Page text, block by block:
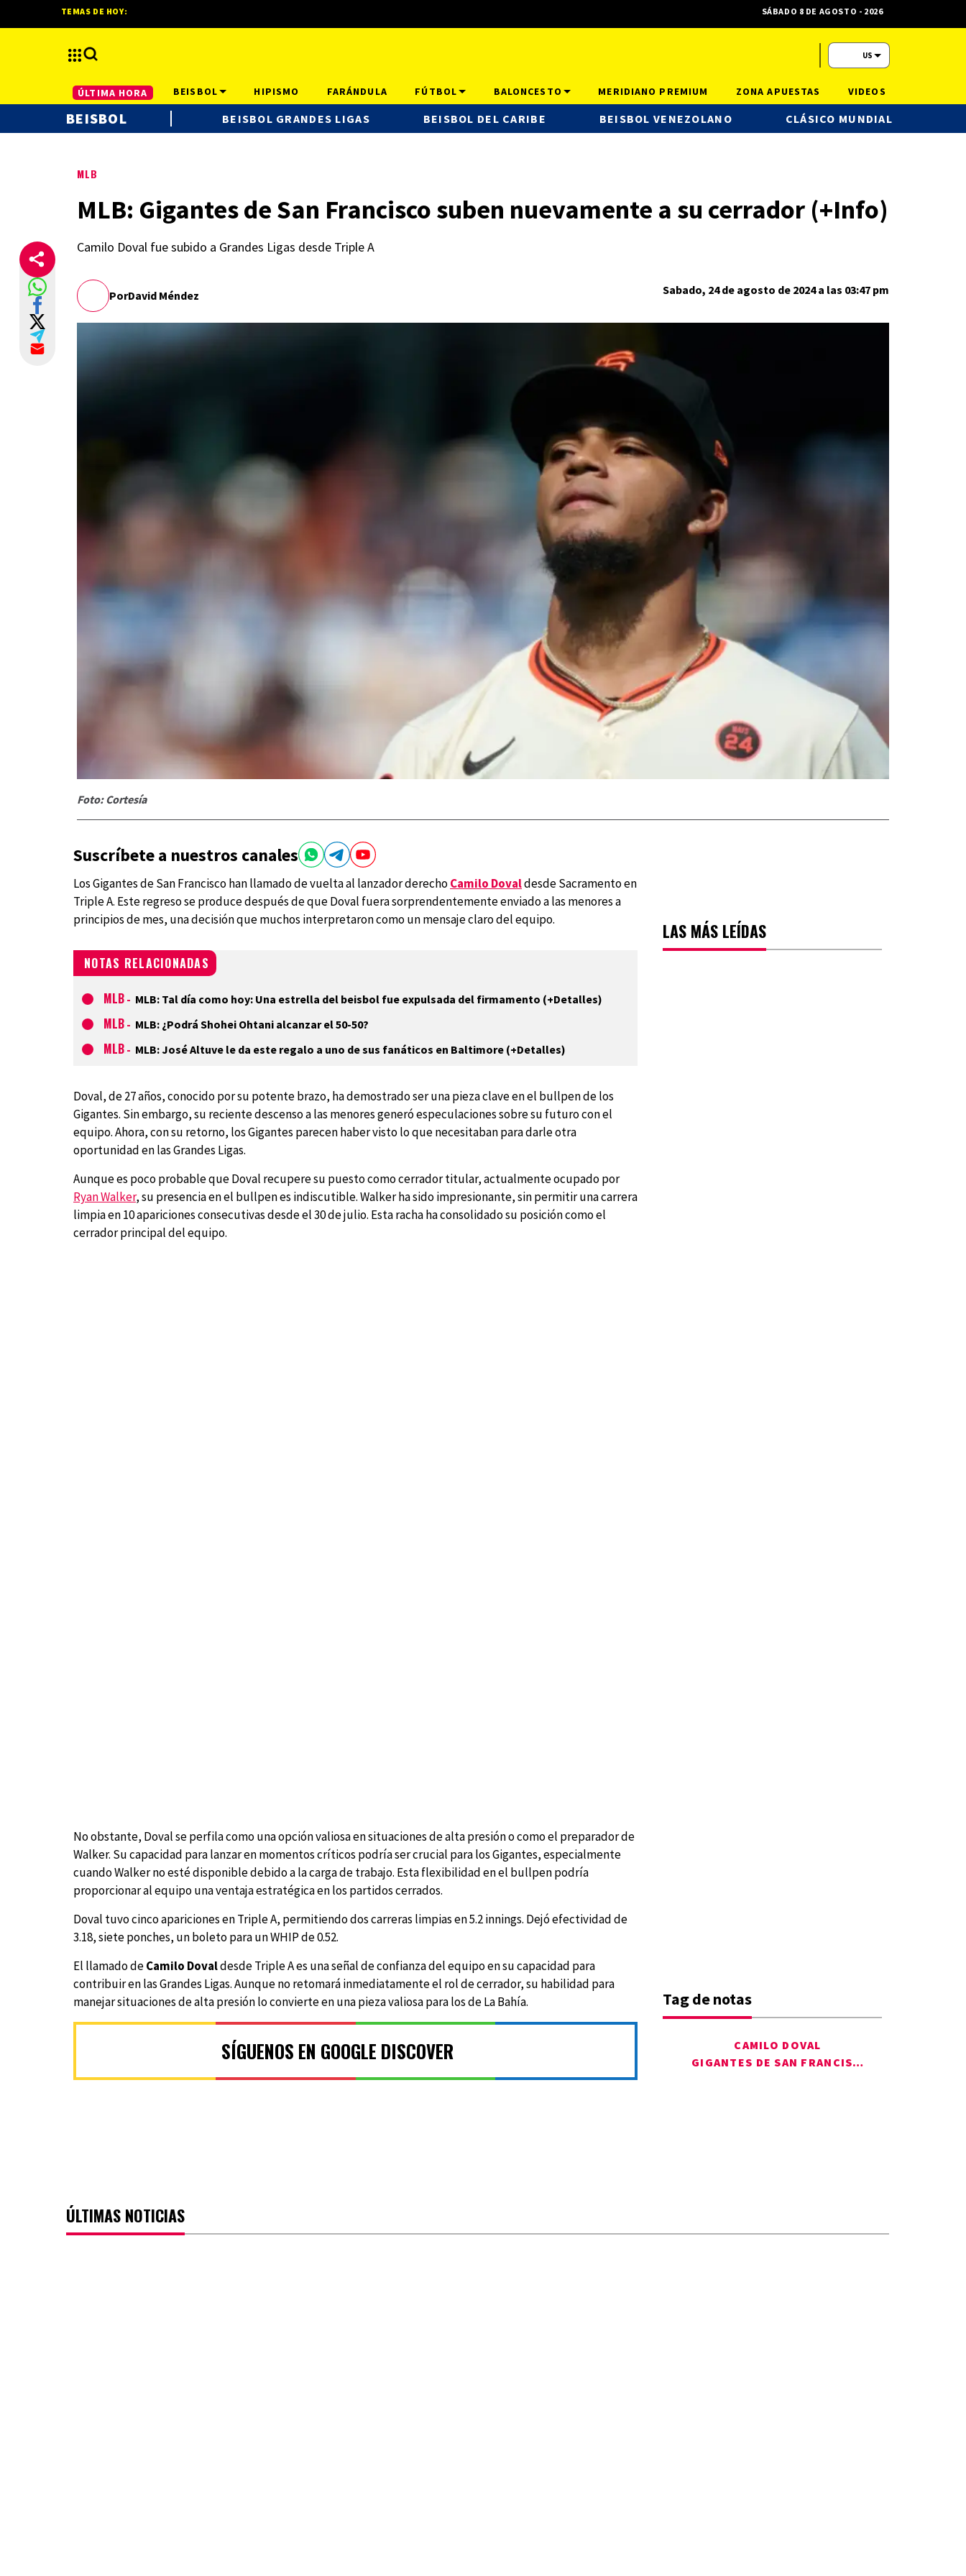
MLB
MLB: Gigantes de San Francisco suben nuevamente a su cerrador (+Info)
Camilo Doval fue subido a Grandes Ligas desde Triple A
PorDavid Méndez Sabado, 24 de agosto de 2024 a las 03:47 pm
Foto: Cortesía
Suscríbete a nuestros canales
Los Gigantes de San Francisco han llamado de vuelta al lanzador derechoCamilo Dovaldesde Sacramento en
Triple A. Este regreso se produce después de que Doval fuera sorprendentemente enviado a las menores a
principios de mes, una decisión que muchos interpretaron como un mensaje claro del equipo.
NOTAS RELACIONADAS
MLB - MLB: Tal día como hoy: Una estrella del beisbol fue expulsada del firmamento (+Detalles)
MLB - MLB: ¿Podrá Shohei Ohtani alcanzar el 50-50?
MLB - MLB: José Altuve le da este regalo a uno de sus fanáticos en Baltimore (+Detalles)
Doval, de 27 años, conocido por su potente brazo, ha demostrado ser una pieza clave en el bullpen de los
Gigantes. Sin embargo, su reciente descenso a las menores generó especulaciones sobre su futuro con el
equipo. Ahora, con su retorno, los Gigantes parecen haber visto lo que necesitaban para darle otra
oportunidad en las Grandes Ligas.
Aunque es poco probable que Doval recupere su puesto como cerrador titular, actualmente ocupado por
Ryan Walker, su presencia en el bullpen es indiscutible. Walker ha sido impresionante, sin permitir una carrera
limpia en 10 apariciones consecutivas desde el 30 de julio. Esta racha ha consolidado su posición como el
cerrador principal del equipo.
No obstante, Doval se perfila como una opción valiosa en situaciones de alta presión o como el preparador de
Walker. Su capacidad para lanzar en momentos críticos podría ser crucial para los Gigantes, especialmente
cuando Walker no esté disponible debido a la carga de trabajo. Esta flexibilidad en el bullpen podría
proporcionar al equipo una ventaja estratégica en los partidos cerrados.
Doval tuvo cinco apariciones en Triple A, permitiendo dos carreras limpias en 5.2 innings. Dejó efectividad de
3.18, siete ponches, un boleto para un WHIP de 0.52.
El llamado deCamilo Dovaldesde Triple A es una señal de confianza del equipo en su capacidad para
contribuir en las Grandes Ligas. Aunque no retomará inmediatamente el rol de cerrador, su habilidad para
manejar situaciones de alta presión lo convierte en una pieza valiosa para los de La Bahía.
SÍGUENOS EN GOOGLE DISCOVER
LAS MÁS LEÍDAS
Tag de notas
CAMILO DOVAL
GIGANTES DE SAN FRANCISCO
ÚLTIMAS NOTICIAS
TEMAS DE HOY: SÁBADO 8 DE AGOSTO - 2026
US
ÚLTIMA HORA BEISBOL
BEISBOL BEISBOL GRANDES LIGAS BEISBOL DEL CARIBE BEISBOL VENEZOLANO CLÁSICO MUNDIAL
HIPISMO FARÁNDULA FÚTBOL BALONCESTO MERIDIANO PREMIUM ZONA APUESTAS VIDEOS